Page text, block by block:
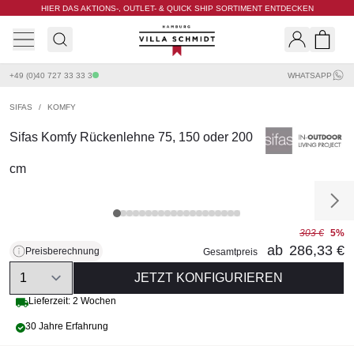
HIER DAS AKTIONS-, OUTLET- & QUICK SHIP SORTIMENT ENTDECKEN
Villa Schmidt
+49 (0)40 727 33 33 3 WHATSAPP
SIFAS / KOMFY
Sifas Komfy Rückenlehne 75, 150 oder 200
cm
Preisberechnung
303 € 5%
Gesamtpreis
ab 286,33 €
Quantity
JETZT KONFIGURIEREN
Lieferzeit: 2 Wochen
30 Jahre Erfahrung